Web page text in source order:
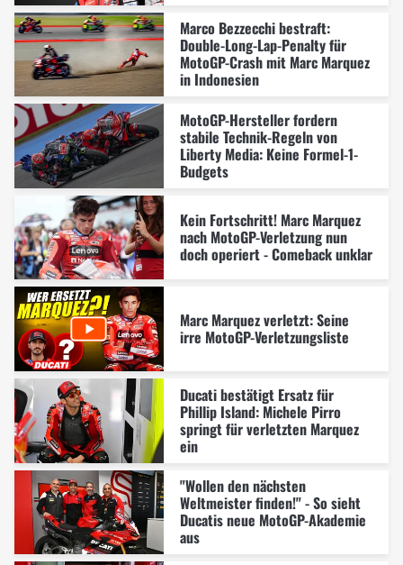
Marco Bezzecchi bestraft:
Double-Long-Lap-Penalty für
MotoGP-Crash mit Marc Marquez
in Indonesien
MotoGP-Hersteller fordern
stabile Technik-Regeln von
Liberty Media: Keine Formel-1-
Budgets
Kein Fortschritt! Marc Marquez
nach MotoGP-Verletzung nun
doch operiert - Comeback unklar
Marc Marquez verletzt: Seine
irre MotoGP-Verletzungsliste
Ducati bestätigt Ersatz für
Phillip Island: Michele Pirro
springt für verletzten Marquez
ein
"Wollen den nächsten
Weltmeister finden!" - So sieht
Ducatis neue MotoGP-Akademie
aus